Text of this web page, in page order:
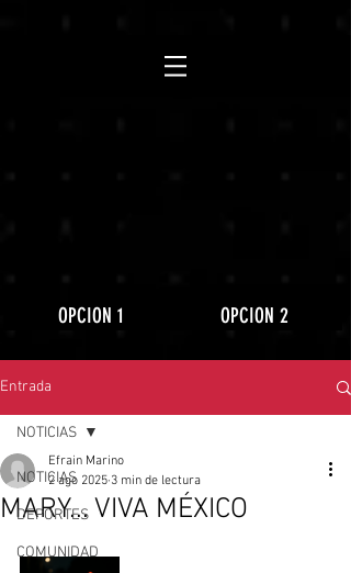
OPCION 1 OPCION 2
Entrada
NOTICIAS
DEPORTES
COMUNIDAD
NOTICIAS
MARY... VIVA MÉXICO
Efrain Marino
2 ago 2025 3 min de lectura